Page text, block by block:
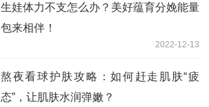
生娃体力不支怎么办？美好蕴育分娩能量
包来相伴！
2022-12-13
熬夜看球护肤攻略：如何赶走肌肤“疲
态”，让肌肤水润弹嫩？